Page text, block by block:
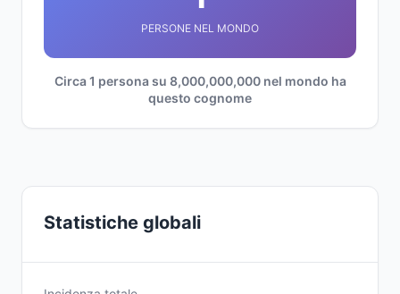
PERSONE NEL MONDO
Circa 1 persona su 8,000,000,000 nel mondo ha
questo cognome
Statistiche globali